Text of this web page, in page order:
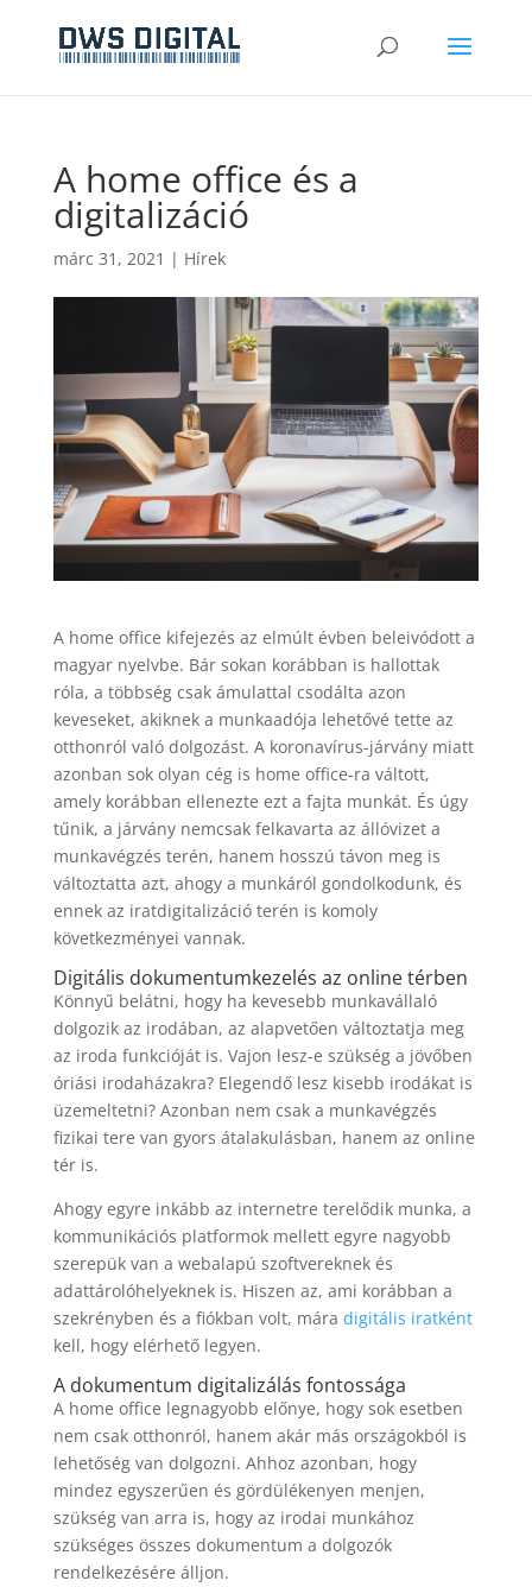
A home office és a
digitalizáció
márc 31, 2021 | Hírek
A home office kifejezés az elmúlt évben beleivódott a
magyar nyelvbe. Bár sokan korábban is hallottak
róla, a többség csak ámulattal csodálta azon
keveseket, akiknek a munkaadója lehetővé tette az
otthonról való dolgozást. A koronavírus-járvány miatt
azonban sok olyan cég is home office-ra váltott,
amely korábban ellenezte ezt a fajta munkát. És úgy
tűnik, a járvány nemcsak felkavarta az állóvizet a
munkavégzés terén, hanem hosszú távon meg is
változtatta azt, ahogy a munkáról gondolkodunk, és
ennek az iratdigitalizáció terén is komoly
következményei vannak.
Digitális dokumentumkezelés az online térben
Könnyű belátni, hogy ha kevesebb munkavállaló
dolgozik az irodában, az alapvetően változtatja meg
az iroda funkcióját is. Vajon lesz-e szükség a jövőben
óriási irodaházakra? Elegendő lesz kisebb irodákat is
üzemeltetni? Azonban nem csak a munkavégzés
fizikai tere van gyors átalakulásban, hanem az online
tér is.
Ahogy egyre inkább az internetre terelődik munka, a
kommunikációs platformok mellett egyre nagyobb
szerepük van a webalapú szoftvereknek és
adattárolóhelyeknek is. Hiszen az, ami korábban a
szekrényben és a fiókban volt, mára digitális iratként
kell, hogy elérhető legyen.
A dokumentum digitalizálás fontossága
A home office legnagyobb előnye, hogy sok esetben
nem csak otthonról, hanem akár más országokból is
lehetőség van dolgozni. Ahhoz azonban, hogy
mindez egyszerűen és gördülékenyen menjen,
szükség van arra is, hogy az irodai munkához
szükséges összes dokumentum a dolgozók
rendelkezésére álljon.